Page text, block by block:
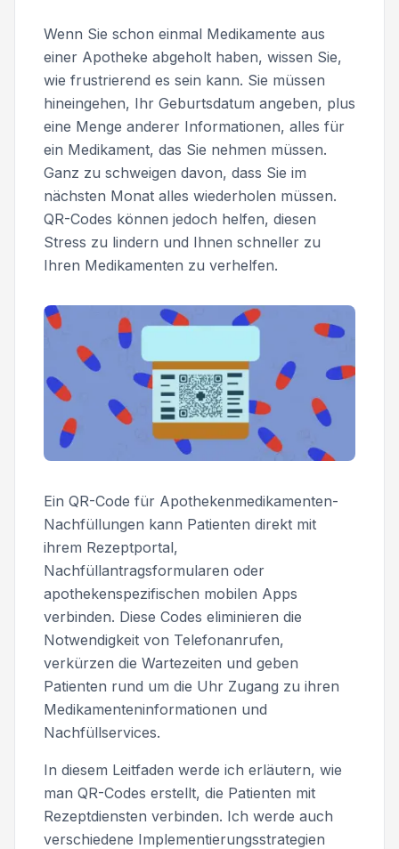
Wenn Sie schon einmal Medikamente aus
einer Apotheke abgeholt haben, wissen Sie,
wie frustrierend es sein kann. Sie müssen
hineingehen, Ihr Geburtsdatum angeben, plus
eine Menge anderer Informationen, alles für
ein Medikament, das Sie nehmen müssen.
Ganz zu schweigen davon, dass Sie im
nächsten Monat alles wiederholen müssen.
QR-Codes können jedoch helfen, diesen
Stress zu lindern und Ihnen schneller zu
Ihren Medikamenten zu verhelfen.
Ein QR-Code für Apothekenmedikamenten-
Nachfüllungen kann Patienten direkt mit
ihrem Rezeptportal,
Nachfüllantragsformularen oder
apothekenspezifischen mobilen Apps
verbinden. Diese Codes eliminieren die
Notwendigkeit von Telefonanrufen,
verkürzen die Wartezeiten und geben
Patienten rund um die Uhr Zugang zu ihren
Medikamenteninformationen und
Nachfüllservices.
In diesem Leitfaden werde ich erläutern, wie
man QR-Codes erstellt, die Patienten mit
Rezeptdiensten verbinden. Ich werde auch
verschiedene Implementierungsstrategien